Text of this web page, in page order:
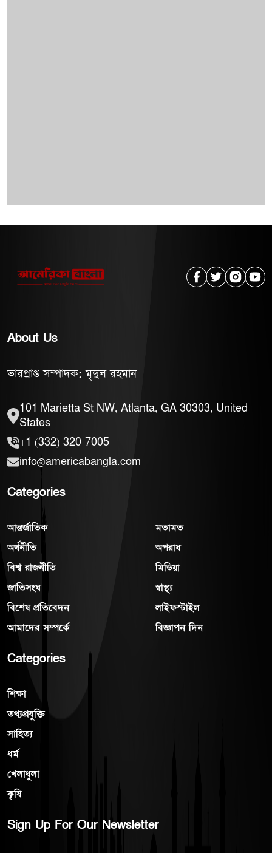
About Us
ভারপ্রাপ্ত সম্পাদক: মৃদুল রহমান
101 Marietta St NW, Atlanta, GA 30303, United
States
+1 (332) 320-7005
info@americabangla.com
Categories
আন্তর্জাতিক
অর্থনীতি
বিশ্ব রাজনীতি
জাতিসংঘ
বিশেষ প্রতিবেদন
আমাদের সম্পর্কে
মতামত
অপরাধ
মিডিয়া
স্বাস্থ্য
লাইফস্টাইল
বিজ্ঞাপন দিন
Categories
শিক্ষা
তথ্যপ্রযুক্তি
সাহিত্য
ধর্ম
খেলাধুলা
কৃষি
Sign Up For Our Newsletter